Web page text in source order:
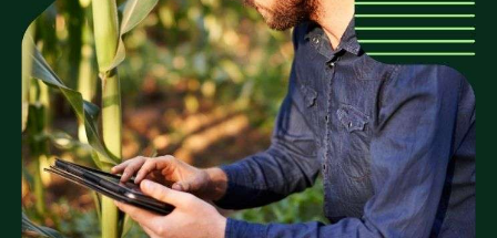
É confiável comprar na EUCATRATUS?
A EUCATRATUS fornece madeira para quais
tipos de projetos?
A EUCATRATUS trabalha com peças roliças
de quais medidas?